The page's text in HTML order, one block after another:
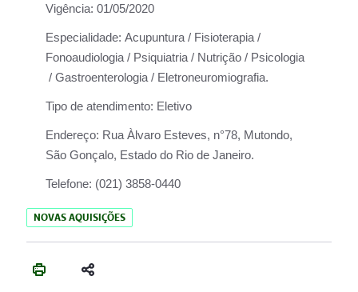
Vigência: 01/05/2020
Especialidade: Acupuntura / Fisioterapia /
Fonoaudiologia / Psiquiatria / Nutrição / Psicologia
/ Gastroenterologia / Eletroneuromiografia.
Tipo de atendimento: Eletivo
Endereço: Rua Àlvaro Esteves, n°78, Mutondo,
São Gonçalo, Estado do Rio de Janeiro.
Telefone: (021) 3858-0440
NOVAS AQUISIÇÕES